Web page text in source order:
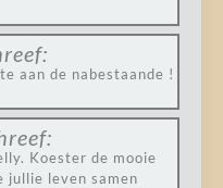
aan de nabestaande !
Koester de mooie
jullie leven samen